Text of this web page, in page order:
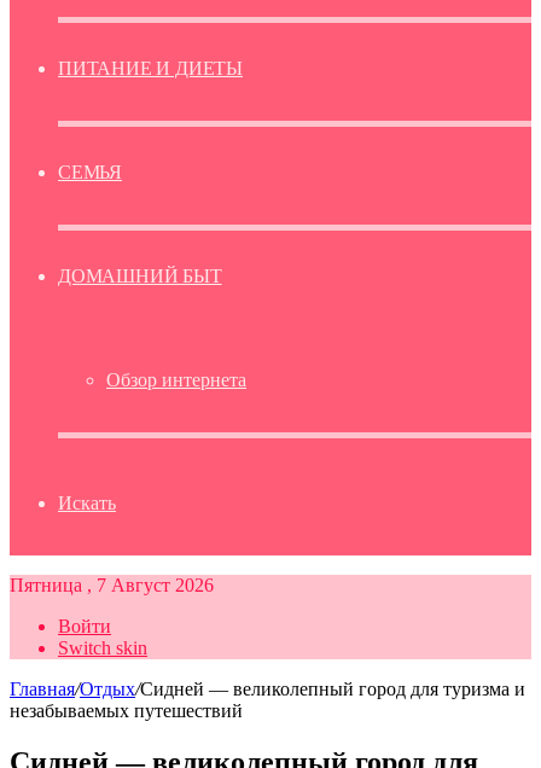
ПИТАНИЕ И ДИЕТЫ
СЕМЬЯ
ДОМАШНИЙ БЫТ
Обзор интернета
Искать
Пятница , 7 Август 2026
Войти
Switch skin
Главная/Отдых/Сидней — великолепный город для туризма и
незабываемых путешествий